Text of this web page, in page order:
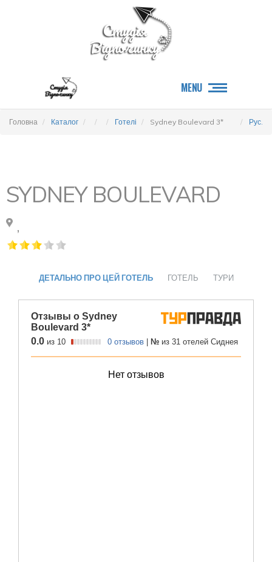
MENU
Головна Каталог Готелі Sydney Boulevard 3* Рус.
SYDNEY BOULEVARD
,
ДЕТАЛЬНО ПРО ЦЕЙ ГОТЕЛЬ ГОТЕЛЬ ТУРИ